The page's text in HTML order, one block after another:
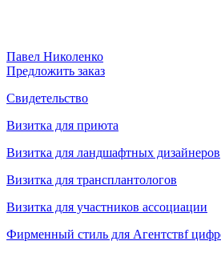
Павел Николенко
Предложить заказ
Свидетельство
Визитка для приюта
Визитка для ландшафтных дизайнеров
Визитка для трансплантологов
Визитка для участников ассоциации
Фирменный стиль для Агентствf